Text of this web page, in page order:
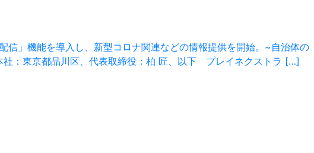
信」機能を導入し、新型コロナ関連などの情報提供を開始。~自治体の
社：東京都品川区、代表取締役：柏 匠、以下 プレイネクストラ […]